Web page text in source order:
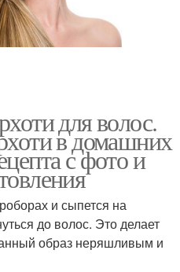
для волос.
в домашних
с фото и
и сыпется на
до волос. Это делает
образ неряшливым и